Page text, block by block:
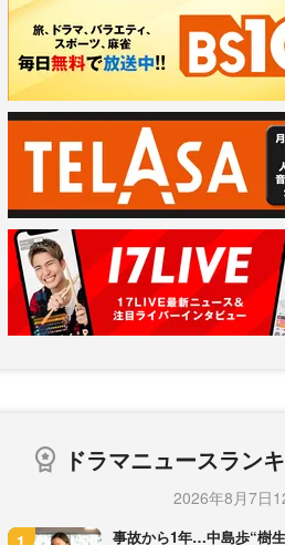
ドラマニュースラン
2026年8月7日
事故から1年…中島歩“樹